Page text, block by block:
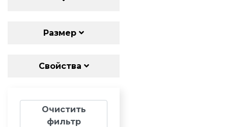
Размер
Свойства
Очистить
фильтр